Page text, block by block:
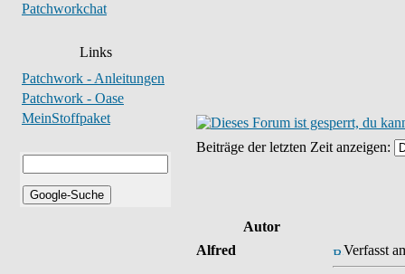
Patchworkchat
Links
Patchwork - Anleitungen
Patchwork - Oase
MeinStoffpaket
Beiträge der letzten Zeit anzeigen:
Autor
Alfred
Verfasst